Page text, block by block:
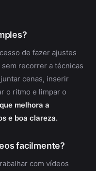
de fazer ajustes
recorrer a técnicas
cenas, inserir
o ritmo e limpar o
melhora a
e boa clareza.
facilmente?
com vídeos